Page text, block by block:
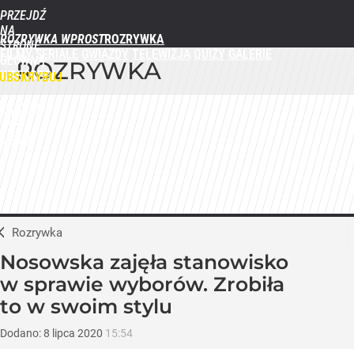
PRZEJDŹ
NA
STRONĘ
GŁÓWNĄ
WPROST.PL
ROZRYWKA WPROST
ROZRYWKA
Rozrywka
Nosowska zajęła stanowisko
w sprawie wyborów. Zrobiła
to w swoim stylu
Dodano:8 lipca 2020 15:54